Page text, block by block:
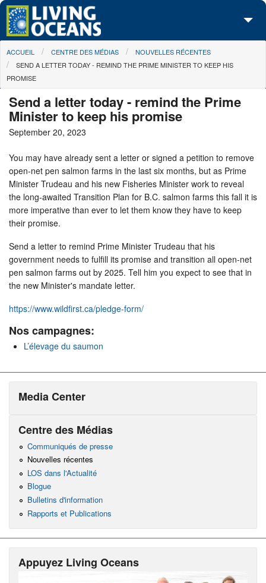
Skip to main content
À propos de nous
Nos campagnes
Centre des Médias
Les Cartes
Passez à l'action
You are here
ACCUEIL CENTRE DES MÉDIAS
NOUVELLES RÉCENTES
SEND A LETTER TODAY - REMIND THE PRIME MINISTER TO KEEP HIS
PROMISE
Send a letter today - remind the Prime
Minister to keep his promise
September 20, 2023
You may have already sent a letter or signed a petition to remove
open-net pen salmon farms in the last six months, but as Prime
Minister Trudeau and his new Fisheries Minister work to reveal
the long-awaited Transition Plan for B.C. salmon farms this fall it is
more imperative than ever to let them know they have to keep
their promise.
Send a letter to remind Prime Minister Trudeau that his
government needs to fulfill its promise and transition all open-net
pen salmon farms out by 2025. Tell him you expect to see that in
the new Minister's mandate letter.
https://www.wildfirst.ca/pledge-form/
Nos campagnes:
L’élevage du saumon
Media Center
Centre des Médias
Communiqués de presse
Nouvelles récentes
LOS dans l'Actualité
Blogue
Bulletins d'information
Rapports et Publications
Appuyez Living Oceans